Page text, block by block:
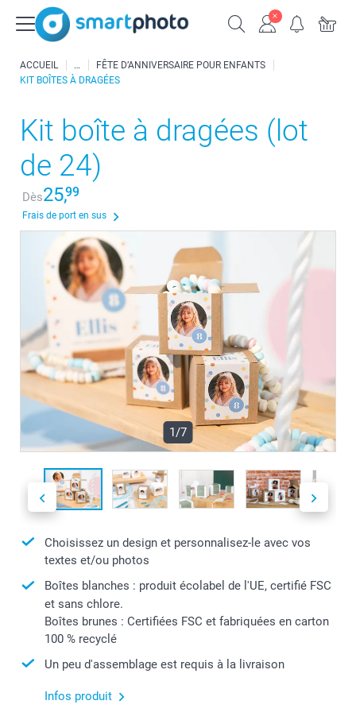
ACCUEIL
FÊTE D’ANNIVERSAIRE POUR ENFANTS
KIT BOÎTES À DRAGÉES
Kit boîte à dragées (lot
de 24)
Dès25,99
Frais de port en sus
1/7
Choisissez un design et personnalisez-le avec vos
textes et/ou photos
Boîtes blanches : produit écolabel de l'UE, certifié FSC
et sans chlore.
Boîtes brunes : Certifiées FSC et fabriquées en carton
100 % recyclé
Un peu d'assemblage est requis à la livraison
Infos produit